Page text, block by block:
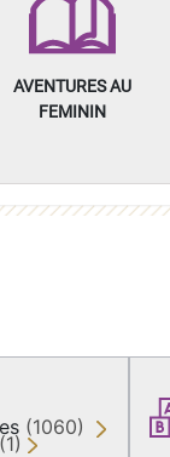
AVENTURES AU
FEMININ
(1060)
(1)